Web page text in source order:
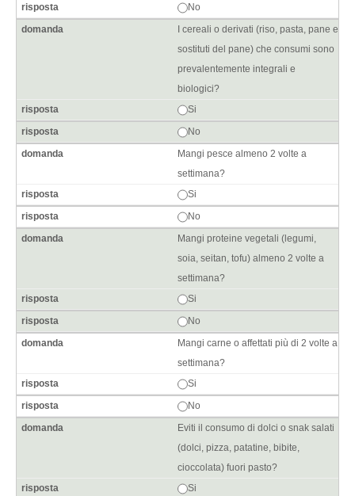
No
I cereali o derivati (riso, pasta, pane e
sostituti del pane) che consumi sono
prevalentemente integrali e
biologici?
Si
No
Mangi pesce almeno 2 volte a
settimana?
Si
No
Mangi proteine vegetali (legumi,
soia, seitan, tofu) almeno 2 volte a
settimana?
Si
No
Mangi carne o affettati più di 2 volte a
settimana?
Si
No
Eviti il consumo di dolci o snak salati
(dolci, pizza, patatine, bibite,
cioccolata) fuori pasto?
Si